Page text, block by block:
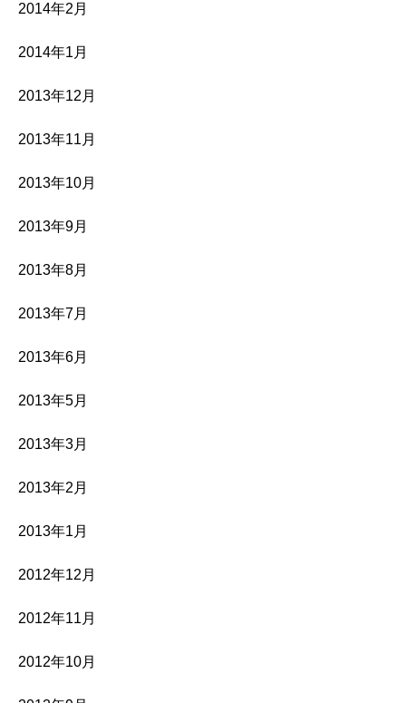
2014年2月
2014年1月
2013年12月
2013年11月
2013年10月
2013年9月
2013年8月
2013年7月
2013年6月
2013年5月
2013年3月
2013年2月
2013年1月
2012年12月
2012年11月
2012年10月